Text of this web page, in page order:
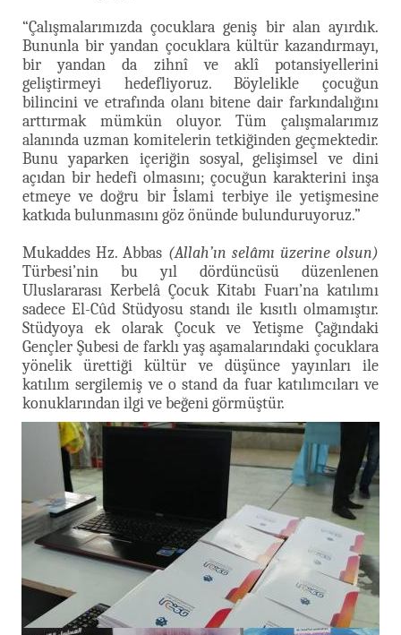
“Çalışmalarımızda çocuklara geniş bir alan ayırdık.
Bununla bir yandan çocuklara kültür kazandırmayı,
bir yandan da zihnî ve aklî potansiyellerini
geliştirmeyi hedefliyoruz. Böylelikle çocuğun
bilincini ve etrafında olanı bitene dair farkındalığını
arttırmak mümkün oluyor. Tüm çalışmalarımız
alanında uzman komitelerin tetkiğinden geçmektedir.
Bunu yaparken içeriğin sosyal, gelişimsel ve dini
açıdan bir hedefi olmasını; çocuğun karakterini inşa
etmeye ve doğru bir İslami terbiye ile yetişmesine
katkıda bulunmasını göz önünde bulunduruyoruz.”
Mukaddes Hz. Abbas (Allah’ın selâmı üzerine olsun)
Türbesi’nin bu yıl dördüncüsü düzenlenen
Uluslararası Kerbelâ Çocuk Kitabı Fuarı’na katılımı
sadece El-Cûd Stüdyosu standı ile kısıtlı olmamıştır.
Stüdyoya ek olarak Çocuk ve Yetişme Çağındaki
Gençler Şubesi de farklı yaş aşamalarındaki çocuklara
yönelik ürettiği kültür ve düşünce yayınları ile
katılım sergilemiş ve o stand da fuar katılımcıları ve
konuklarından ilgi ve beğeni görmüştür.